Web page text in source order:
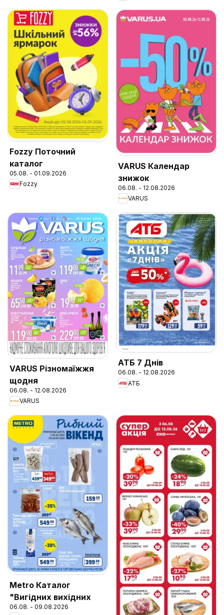
Fozzy Поточний
каталог
05.08. - 01.09.2026
Fozzy
VARUS Календар
знижок
06.08. - 12.08.2026
VARUS
VARUS Різномаїжжя
щодня
06.08. - 12.08.2026
VARUS
АТБ 7 Днів
06.08. - 12.08.2026
АТБ
Metro Каталог
"Вигідних вихідних
06.08. - 09.08.2026